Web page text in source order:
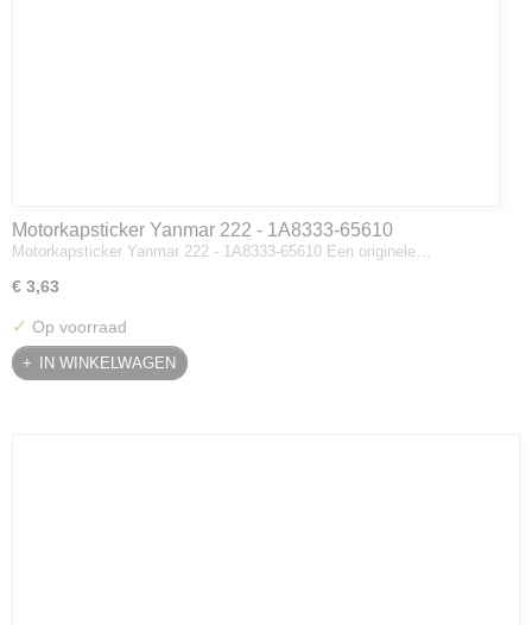
Motorkapsticker Yanmar 222 - 1A8333-65610
Motorkapsticker Yanmar 222 - 1A8333-65610 Een originele…
€ 3,63
✓ Op voorraad
IN WINKELWAGEN